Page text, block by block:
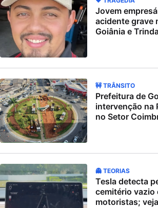
Jovem
acidente grave
Goiânia e
🚧 TRÂNSITO
Prefeitura de
intervenção na
no Setor
👻 TEORIAS
Tesla detecta
cemitério vazio
motoristas;